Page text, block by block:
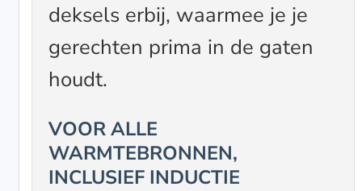
deksels erbij, waarmee je je
gerechten prima in de gaten
houdt.
VOOR ALLE
WARMTEBRONNEN,
INCLUSIEF INDUCTIE